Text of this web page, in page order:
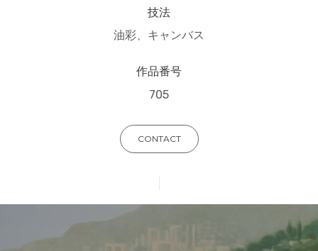
技法
油彩、キャンバス
作品番号
705
CONTACT